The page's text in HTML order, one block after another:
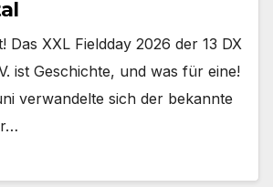
Das XXL Fieldday 2026 der 13 DX
ist Geschichte, und was für eine!
verwandelte sich der bekannte